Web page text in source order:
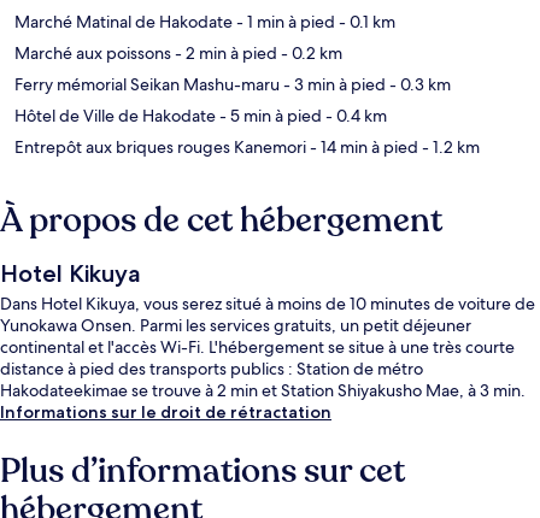
Marché Matinal de Hakodate- 1 min à pied - 0.1 km
Marché aux poissons- 2 min à pied - 0.2 km
Ferry mémorial Seikan Mashu-maru- 3 min à pied - 0.3 km
Hôtel de Ville de Hakodate- 5 min à pied - 0.4 km
Entrepôt aux briques rouges Kanemori- 14 min à pied - 1.2 km
À propos de cet hébergement
Hotel Kikuya
Dans Hotel Kikuya, vous serez situé à moins de 10 minutes de voiture de
Yunokawa Onsen. Parmi les services gratuits, un petit déjeuner
continental et l'accès Wi-Fi. L'hébergement se situe à une très courte
distance à pied des transports publics : Station de métro
Hakodateekimae se trouve à 2 min et Station Shiyakusho Mae, à 3 min.
Informations sur le droit de rétractation
Plus d’informations sur cet